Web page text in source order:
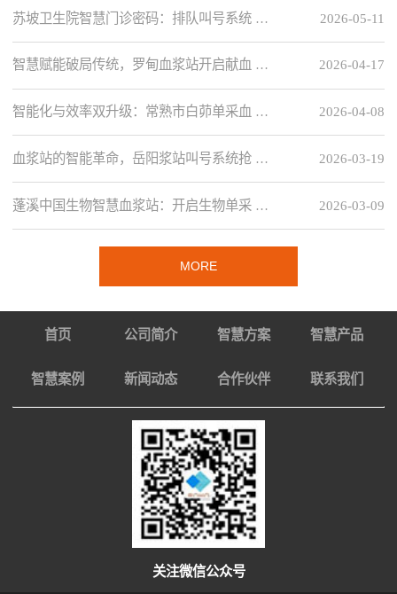
2026-05-11
苏坡卫生院智慧门诊密码：排队叫号系统 …
2026-04-17
智慧赋能破局传统，罗甸血浆站开启献血 …
2026-04-08
智能化与效率双升级：常熟市白茆单采血 …
2026-03-19
血浆站的智能革命，岳阳浆站叫号系统抢 …
2026-03-09
蓬溪中国生物智慧血浆站：开启生物单采 …
MORE
首页 公司简介 智慧方案 智慧产品
智慧案例 新闻动态 合作伙伴 联系我们
关注微信公众号